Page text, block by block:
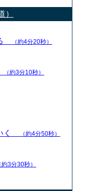
）
（約4分20秒）
（約3分10秒）
く （約4分50秒）
約3分30秒）